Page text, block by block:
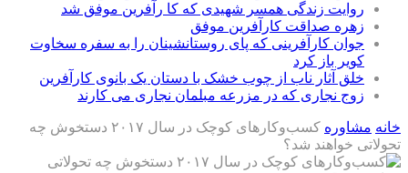
روایت زندگی همسر شهیدی که کا رآفرین موفق شد
زهره صداقت کارآفرین موفق
جوان کارآفرینی که پای روستانشینان را به سفره سخاوت
کویر باز کرد
خلق آثار ناب از چوب خشک با دستان یک بانوی کارآفرین
زوج نجاری که در مزرعه مبلمان نجاری می کارند
خانه مشاوره
کسب‌وکارهای کوچک در سال ۲۰۱۷ دستخوش چه
تحولاتی خواهند شد؟